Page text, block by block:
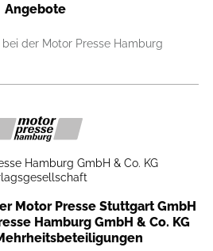
Angebote
der Motor Presse Hamburg
Hamburg GmbH & Co. KG
Motor Presse Stuttgart GmbH
Hamburg GmbH & Co. KG